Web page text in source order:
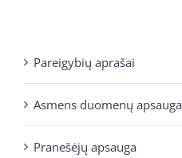
Pareigybių aprašai
Asmens duomenų apsauga
Pranešėjų apsauga